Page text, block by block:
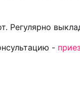
Регулярно
-